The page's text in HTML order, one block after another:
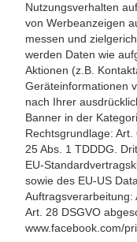
Nutzungsverhalten
von Werbeanzeigen
messen und
werden Daten wie
Aktionen (z.B.
Geräteinformationen
nach Ihrer
Banner in der
Rechtsgrundlage:
25 Abs. 1 TDDDG.
EU-
sowie des EU-US
Art. 28 DSGVO
www.facebook.com/